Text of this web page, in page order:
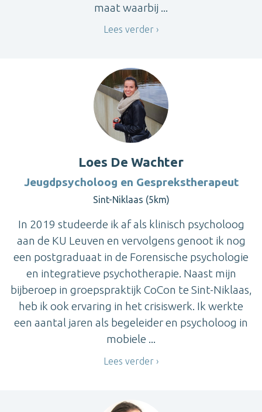
maat waarbij ...
Lees verder
Loes De Wachter
Jeugdpsycholoog en Gesprekstherapeut
Sint-Niklaas (5km)
In 2019 studeerde ik af als klinisch psycholoog
aan de KU Leuven en vervolgens genoot ik nog
een postgraduaat in de Forensische psychologie
en integratieve psychotherapie. Naast mijn
bijberoep in groepspraktijk CoCon te Sint-Niklaas,
heb ik ook ervaring in het crisiswerk. Ik werkte
een aantal jaren als begeleider en psycholoog in
mobiele ...
Lees verder